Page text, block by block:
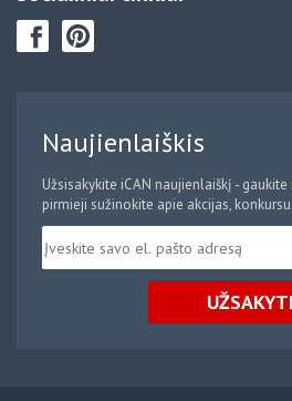
Naujienlaiškis
Užsisakykite iCAN naujienlaiškį -
pirmieji sužinokite apie akcijas,
UŽSAKYTI